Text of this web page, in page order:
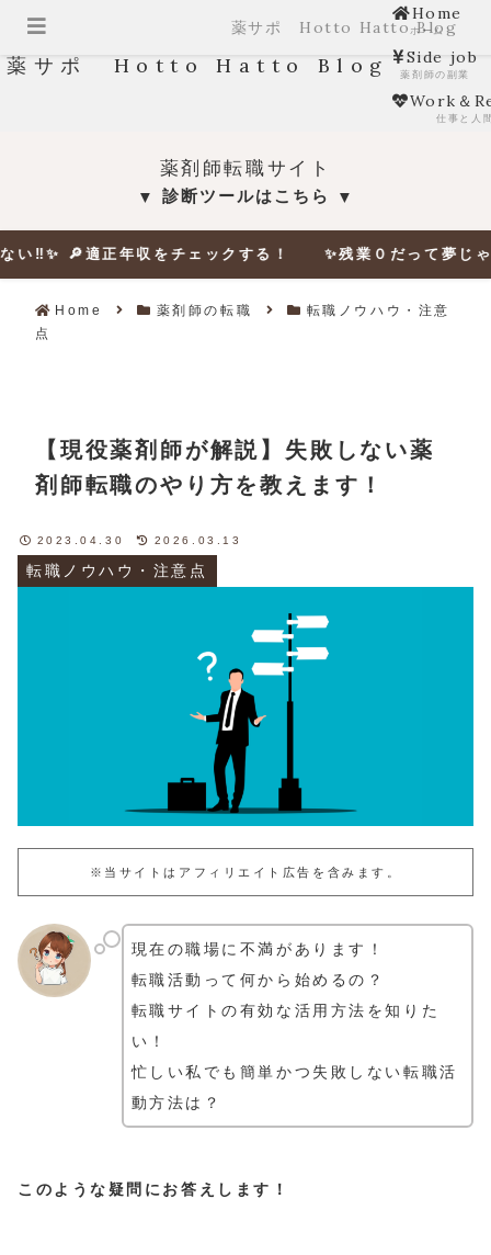
薬サポ Hotto Hatto Blog
Home
ホーム
Side job
薬剤師の副業
Work＆
仕事と人
薬剤師転職サイト
▼ 診断ツールはこちら ▼
収をチェックする！ ✨残業０だって夢じゃない‼✨ 🔎理
Home 薬剤師の転職
転職ノウハウ・注意
点
【現役薬剤師が解説】失敗しない薬
剤師転職のやり方を教えます！
転職ノウハウ・注意点
2023.04.30 2026.03.13
※当サイトはアフィリエイト広告を含みます。
現在の職場に不満があります！
転職活動って何から始めるの？
転職サイトの有効な活用方法を知りた
い！
忙しい私でも簡単かつ失敗しない転職活
動方法は？
このような疑問にお答えします！
薬サポ Hotto Hatto Blog